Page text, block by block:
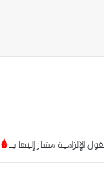
الإلزامية مشار إليها بـ*